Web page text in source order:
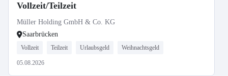
Vollzeit/Teilzeit
Müller Holding GmbH & Co. KG
Saarbrücken
Vollzeit Teilzeit Urlaubsgeld Weihnachtsgeld
05.08.2026